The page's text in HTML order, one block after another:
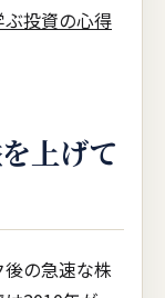
投資の心得
上げて
の急速な株